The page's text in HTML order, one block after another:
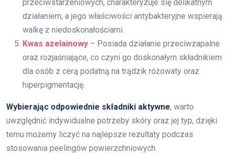
przeciwstarzeniowych, charakteryzuje się delikatnym
działaniem, a jego właściwości antybakteryjne wspierają
walkę z niedoskonałościami.
Kwas azelainowy – Posiada działanie przeciwzapalne
oraz rozjaśniające, co czyni go doskonałym składnikiem
dla osób z cerą podatną na trądzik różowaty oraz
hiperpigmentację.
Wybierając odpowiednie składniki aktywne, warto
uwzględnić indywidualne potrzeby skóry oraz jej typ, dzięki
temu możemy liczyć na najlepsze rezultaty podczas
stosowania peelingów powierzchniowych.